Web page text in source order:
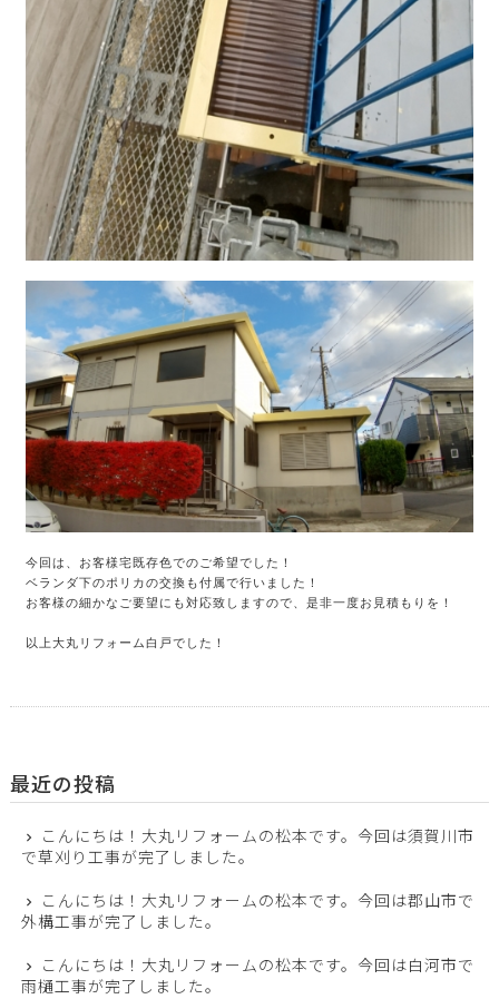
今回は、お客様宅既存色でのご希望でした！
ベランダ下のポリカの交換も付属で行いました！
お客様の細かなご要望にも対応致しますので、是非一度お見積もりを！
以上大丸リフォーム白戸でした！
最近の投稿
こんにちは！大丸リフォームの松本です。今回は須賀川市
で草刈り工事が完了しました。
こんにちは！大丸リフォームの松本です。今回は郡山市で
外構工事が完了しました。
こんにちは！大丸リフォームの松本です。今回は白河市で
雨樋工事が完了しました。